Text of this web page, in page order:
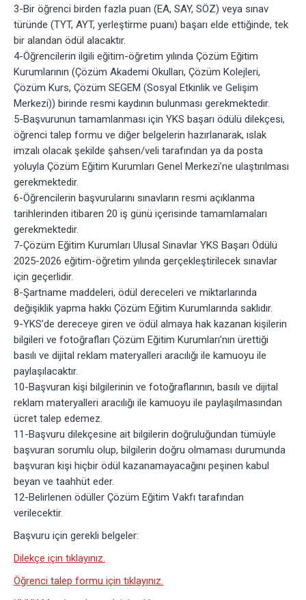
3-Bir öğrenci birden fazla puan (EA, SAY, SÖZ) veya sınav
türünde (TYT, AYT, yerleştirme puanı) başarı elde ettiğinde, tek
bir alandan ödül alacaktır.
4-Öğrencilerin ilgili eğitim-öğretim yılında Çözüm Eğitim
Kurumlarının (Çözüm Akademi Okulları, Çözüm Kolejleri,
Çözüm Kurs, Çözüm SEGEM (Sosyal Etkinlik ve Gelişim
Merkezi)) birinde resmi kaydının bulunması gerekmektedir.
5-Başvurunun tamamlanması için YKS başarı ödülü dilekçesi,
öğrenci talep formu ve diğer belgelerin hazırlanarak, ıslak
imzalı olacak şekilde şahsen/veli tarafından ya da posta
yoluyla Çözüm Eğitim Kurumları Genel Merkezi’ne ulaştırılması
gerekmektedir.
6-Öğrencilerin başvurularını sınavların resmi açıklanma
tarihlerinden itibaren 20 iş günü içerisinde tamamlamaları
gerekmektedir.
7-Çözüm Eğitim Kurumları Ulusal Sınavlar YKS Başarı Ödülü
2025-2026 eğitim-öğretim yılında gerçekleştirilecek sınavlar
için geçerlidir.
8-Şartname maddeleri, ödül dereceleri ve miktarlarında
değişiklik yapma hakkı Çözüm Eğitim Kurumlarında saklıdır.
9-YKS’de dereceye giren ve ödül almaya hak kazanan kişilerin
bilgileri ve fotoğrafları Çözüm Eğitim Kurumları’nın ürettiği
basılı ve dijital reklam materyalleri aracılığı ile kamuoyu ile
paylaşılacaktır.
10-Başvuran kişi bilgilerinin ve fotoğraflarının, basılı ve dijital
reklam materyalleri aracılığı ile kamuoyu ile paylaşılmasından
ücret talep edemez.
11-Başvuru dilekçesine ait bilgilerin doğruluğundan tümüyle
başvuran sorumlu olup, bilgilerin doğru olmaması durumunda
başvuran kişi hiçbir ödül kazanamayacağını peşinen kabul
beyan ve taahhüt eder.
12-Belirlenen ödüller Çözüm Eğitim Vakfı tarafından
verilecektir.
Başvuru için gerekli belgeler:
Dilekçe için tıklayınız.
Öğrenci talep formu için tıklayınız.